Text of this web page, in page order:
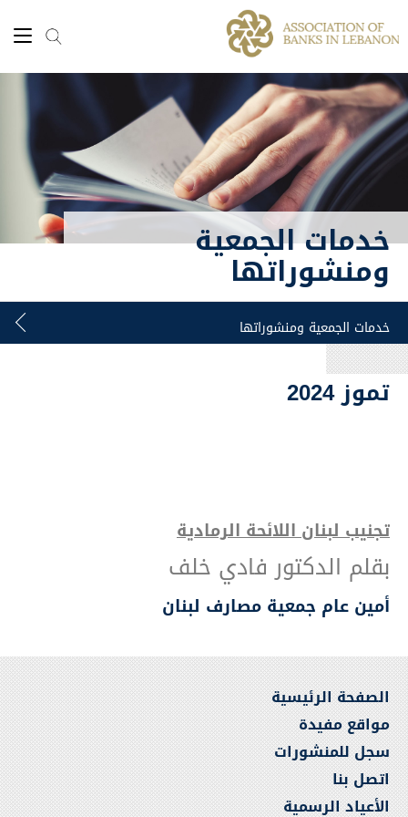
خدمات الجمعية
ومنشوراتها
تموز 2024
تجنيب لبنان اللائحة الرمادية
بقلم الدكتور فادي خلف
أمين عام جمعية مصارف لبنان
الصفحة الرئيسية
مواقع مفيدة
سجل للمنشورات
اتصل بنا
الأعياد الرسمية